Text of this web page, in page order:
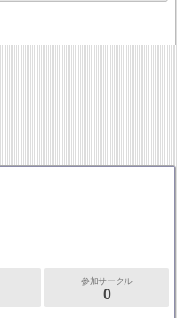
参加サークル
0